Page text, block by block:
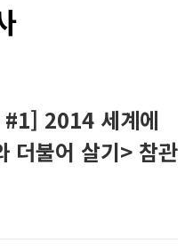
2014 세계에
더불어 살기> 참관